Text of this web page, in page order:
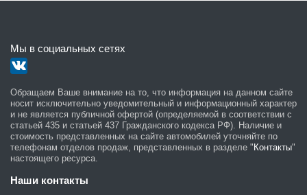
Мы в социальных сетях
Обращаем Ваше внимание на то, что информация на данном сайте
носит исключительно уведомительный и информационный характер
и не является публичной офертой (определяемой в соответствии с
статьей 435 и статьей 437 Гражданского кодекса РФ). Наличие и
стоимость представленных на сайте автомобилей уточняйте по
телефонам отделов продаж, представленных в разделе " Контакты"
настоящего ресурса.
Наши контакты